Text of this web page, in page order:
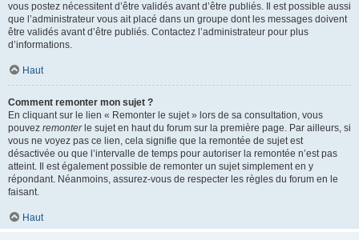
vous postez nécessitent d’être validés avant d’être publiés. Il est possible aussi
que l’administrateur vous ait placé dans un groupe dont les messages doivent
être validés avant d’être publiés. Contactez l’administrateur pour plus
d’informations.
Haut
Comment remonter mon sujet ?
En cliquant sur le lien « Remonter le sujet » lors de sa consultation, vous
pouvez remonterle sujet en haut du forum sur la première page. Par ailleurs, si
vous ne voyez pas ce lien, cela signifie que la remontée de sujet est
désactivée ou que l’intervalle de temps pour autoriser la remontée n’est pas
atteint. Il est également possible de remonter un sujet simplement en y
répondant. Néanmoins, assurez-vous de respecter les règles du forum en le
faisant.
Haut